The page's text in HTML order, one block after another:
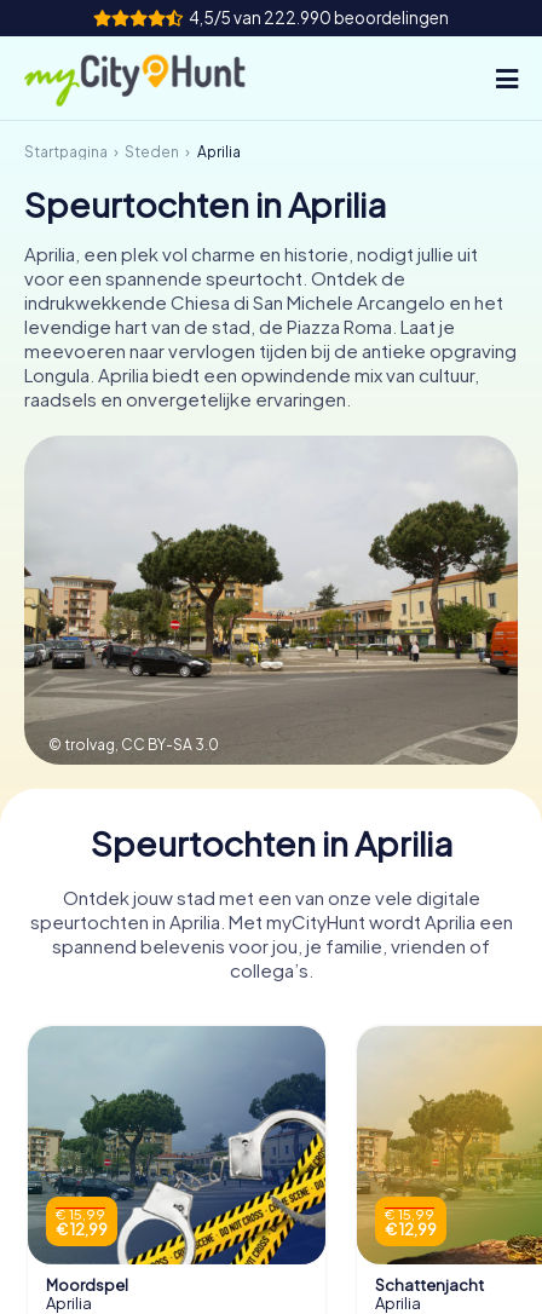
4,5/5 van 222.990 beoordelingen
Hoe het werkt
Steden
Tours
Teamevenement
Tickets
INT AT CH
DE
Boek tickets
Koop cadeaubonnen
Startpagina Steden Aprilia
Speurtochten in Aprilia
Aprilia, een plek vol charme en historie, nodigt jullie uit
voor een spannende speurtocht. Ontdek de
indrukwekkende Chiesa di San Michele Arcangelo en het
levendige hart van de stad, de Piazza Roma. Laat je
meevoeren naar vervlogen tijden bij de antieke opgraving
Longula. Aprilia biedt een opwindende mix van cultuur,
raadsels en onvergetelijke ervaringen.
© trolvag, CC BY-SA 3.0
Speurtochten in Aprilia
Ontdek jouw stad met een van onze vele digitale
speurtochten in Aprilia. Met myCityHunt wordt Aprilia een
spannend belevenis voor jou, je familie, vrienden of
collega’s.
€ 15,99
€ 12,99
Moordspel
Aprilia
€ 15,99
€ 12,99
Schattenjacht
Aprilia